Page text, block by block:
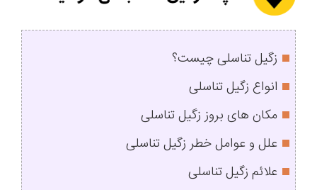
زگیل تناسلی چیست؟
انواع زگیل تناسلی
مکان‌ های بروز زگیل تناسلی
علل و عوامل خطر زگیل تناسلی
علائم زگیل تناسلی